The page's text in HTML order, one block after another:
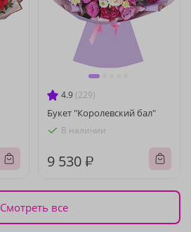
4.9 (229)
Букет "Королевский бал"
В наличии
9 530 ₽
Смотреть все